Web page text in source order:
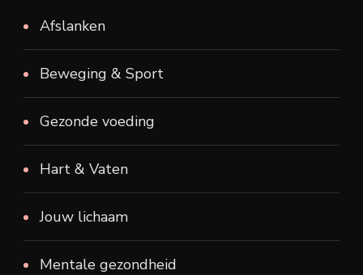
Afslanken
Beweging & Sport
Gezonde voeding
Hart & Vaten
Jouw lichaam
Mentale gezondheid